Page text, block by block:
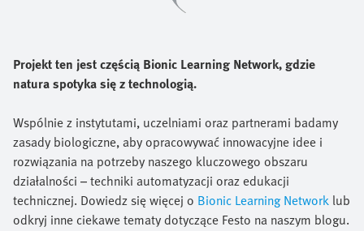
Projekt ten jest częścią Bionic Learning Network, gdzie
natura spotyka się z technologią.
Wspólnie z instytutami, uczelniami oraz partnerami badamy
zasady biologiczne, aby opracowywać innowacyjne idee i
rozwiązania na potrzeby naszego kluczowego obszaru
działalności – techniki automatyzacji oraz edukacji
technicznej. Dowiedz się więcej o Bionic Learning Network lub
odkryj inne ciekawe tematy dotyczące Festo na naszym blogu.